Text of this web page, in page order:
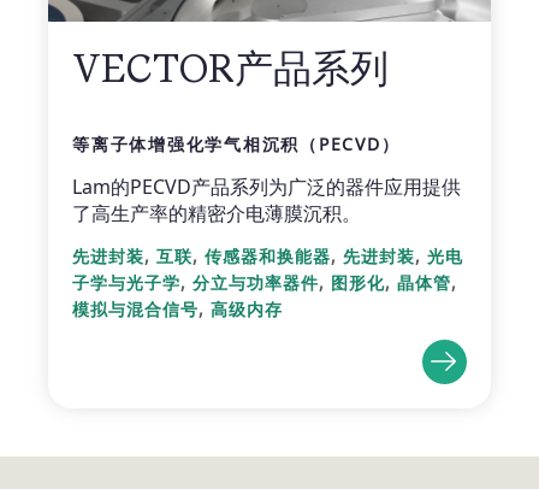
VECTOR产品系列
等离子体增强化学气相沉积（PECVD）
Lam的PECVD产品系列为广泛的器件应用提供
了高生产率的精密介电薄膜沉积。
先进封装, 互联, 传感器和换能器, 先进封装, 光电
子学与光子学, 分立与功率器件, 图形化, 晶体管,
模拟与混合信号, 高级内存